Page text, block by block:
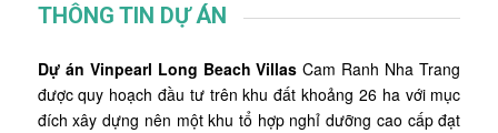
THÔNG TIN DỰ ÁN
Dự án Vinpearl Long Beach Villas Cam Ranh Nha Trang
được quy hoạch đầu tư trên khu đất khoảng 26 ha với mục
đích xây dựng nên một khu tổ hợp nghỉ dưỡng cao cấp đạt